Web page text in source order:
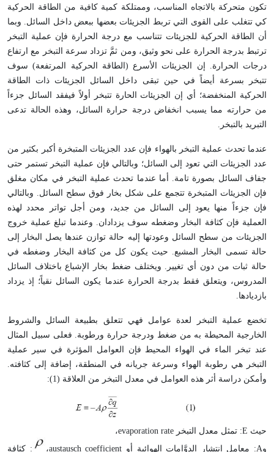
تكون متحركة بالاتجاه المناسب، وممتلكة كمية كافية من الطاقة الحركية
كي تتغلب على القوى التي تربط الجزيئات بعضها ببعض داخل السائل. وبما
أن الطاقة الحركية للجزيئات تتناسب مع درجة الحرارة فإن عملية التبخر
ترتبط بدرجة الحرارة على نحو وثيق، ومن ثمَّ تزداد سرعة التبخر مع ارتفاع
درجات الحرارة. إن الجزيئات الأسرع (الطاقة الحركية المرتفعة) سوف
تتبخر بسرعة أيضاً في حين تبقى داخل السائل الجزيئات ذات الطاقة
الحركية المنخفضة؛ أي إن الجزيئات الحارة تتبخر أولاً فيفقد السائل جزءاً
من حرارته مما يسبب انخفاض درجة حرارة السائل، وهذه الحالة تدعى
التبريد بالتبخر.
عندما تحدث عملية التبخر بالهواء فإن عدد الجزيئات المتبخرة أكبر بكثير من
عدد الجزيئات التي تعود إلى السائل؛ وبالتالي فإن عملية التبخر تستمر حتى
جفاف السائل بصورة تامة. أما عندما تحدث عملية التبخر في مكان مغلق
فإن الجزيئات المتبخرة تتجمع على شكل بخار فوق سطح السائل. وبالتالي
فإن جزءاً منها يعود إلى السائل من جديد، ومن أجل تواتر محدد لهذه
العملية فإن كثافة البخار وضغطه سوف يزدادان. وعندما تبلغ عملية خروج
الجزيئات من سطح السائل وعودتها إليه حالة توازن عندها يصل البخار إلى
حالة تسمى البخار المشبع. حيث يكون كل من كثافة البخار وضغطه في
حالة ثبات من دون أي تغيير. ويختلف ضغط بخار الإشباع باختلاف السائل
المدروس، ويتعلق فقط بدرجة الحرارة عندما يكون السائل نقياً؛ إذ يزداد
بازديادها.
تخضع عملية التبخر لعدة عوامل فهي تتعلق بطبيعة السائل والشروط
الخارجية المحيطة به من ضغط ودرجة حرارة ورطوبة. فعلى سبيل المثال
عند تبخر الماء في الهواء المحيط فإن العوامل المؤثرة في سير عملية
التبخر هي رطوبة الهواء وسرعة جريانه في المنطقة، إضافة إلى كثافته.
وأمكن دراسة أثر هذه العوامل في معدل التبخر من العلاقة (1):
حيث E: تمثل معدل التبخر evaporation rate،
وA: معامل انتشار الدوَّامات الهوائية أو austausch coefficient،
: كثافة